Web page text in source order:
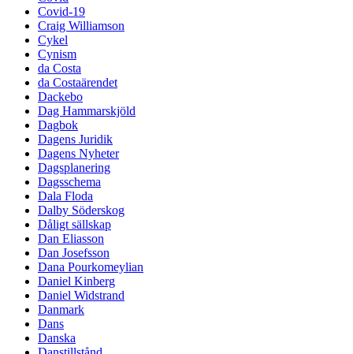
Covid-19
Craig Williamson
Cykel
Cynism
da Costa
da Costaärendet
Dackebo
Dag Hammarskjöld
Dagbok
Dagens Juridik
Dagens Nyheter
Dagsplanering
Dagsschema
Dala Floda
Dalby Söderskog
Dåligt sällskap
Dan Eliasson
Dan Josefsson
Dana Pourkomeylian
Daniel Kinberg
Daniel Widstrand
Danmark
Dans
Danska